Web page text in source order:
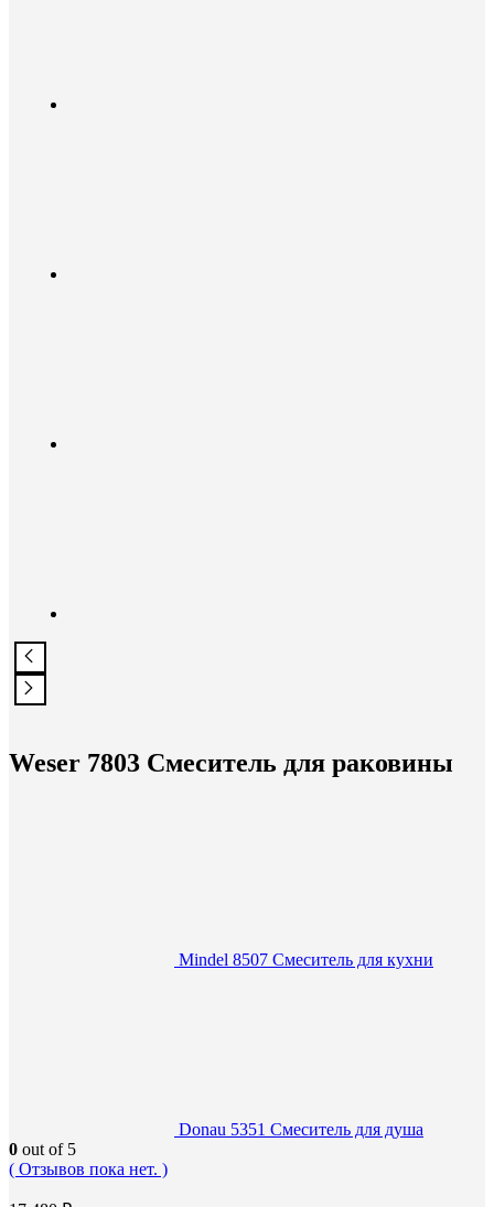
Weser 7803 Смеситель для раковины
Mindel 8507 Смеситель для кухни
Donau 5351 Смеситель для душа
0 out of 5
( Отзывов пока нет. )